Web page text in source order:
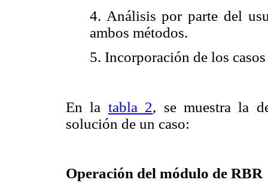
4. Análisis por parte del
ambos métodos.
5. Incorporación de los
En la tabla 2, se muestra la
solución de un caso:
Operación del módulo de RBR